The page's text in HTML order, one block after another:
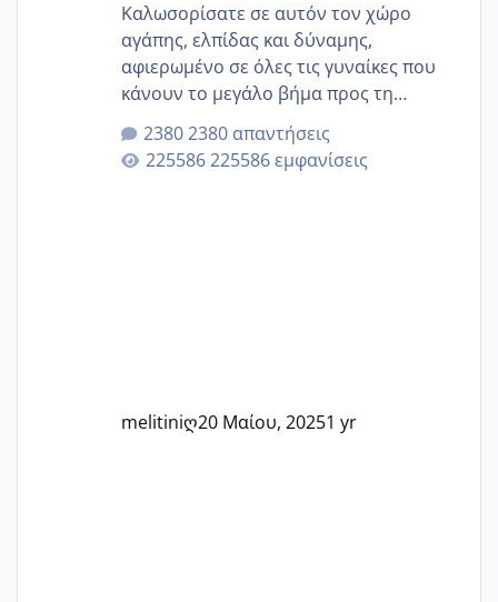
Καλωσορίσατε σε αυτόν τον χώρο
αγάπης, ελπίδας και δύναμης,
αφιερωμένο σε όλες τις γυναίκες που
κάνουν το μεγάλο βήμα προς τη
μητρότητα μέσω εξωσωματικής το 2025.
Εδώ θα μοιραστούμε αγωνίες, χαρές,
εμπειρίες και κάθε μικρή ή μεγάλη
2380 απαντήσεις
225586 εμφανίσεις
melitiniღ20 Μαίου, 20251 yr